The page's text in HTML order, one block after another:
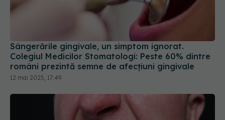
Sângerările gingivale, un simptom ignorat.
Colegiul Medicilor Stomatologi: Peste 60% dintre
români prezintă semne de afecţiuni gingivale
12 mai 2025, 17:49